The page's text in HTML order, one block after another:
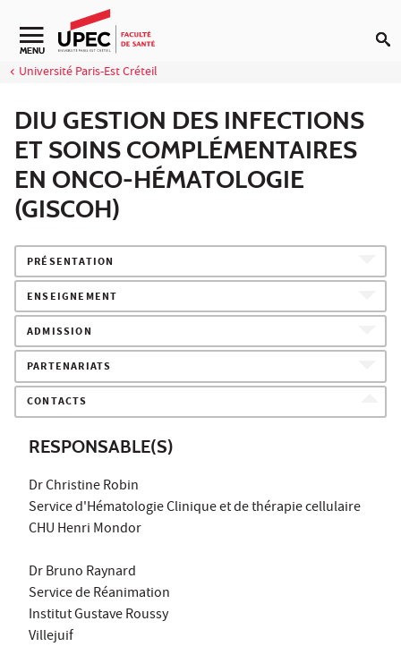
Aller au contenu
Navigation secondaire
MENU
Université Paris-Est Créteil
DIU GESTION DES INFECTIONS
ET SOINS COMPLÉMENTAIRES
EN ONCO-HÉMATOLOGIE
(GISCOH)
PRÉSENTATION
ENSEIGNEMENT
ADMISSION
PARTENARIATS
CONTACTS
RESPONSABLE(S)
Dr Christine Robin
Service d'Hématologie Clinique et de thérapie cellulaire
CHU Henri Mondor
Dr Bruno Raynard
Service de Réanimation
Institut Gustave Roussy
Villejuif